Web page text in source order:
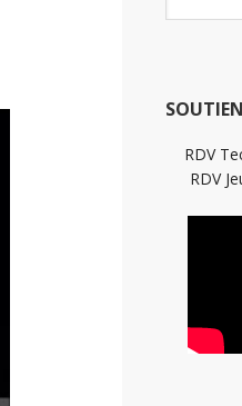
ce
RDV
RDV